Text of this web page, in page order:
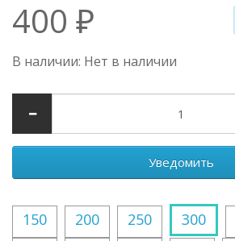
400 ₽
В наличии: Нет в наличии
Уведомить
150 200 250 300